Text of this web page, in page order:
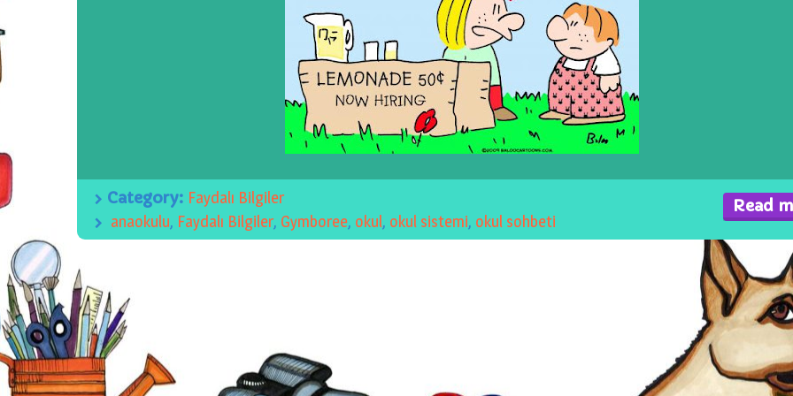
Read
Category: Faydalı Bilgiler
anaokulu, Faydalı Bilgiler, Gymboree, okul, okul sistemi, okul sohbeti